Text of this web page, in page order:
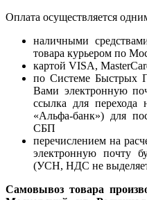
Оплата осуществляется
наличными
товара курьером по
картой VISA,
по Системе Быстрых
Вами электронную
ссылка для
«Альфа-банк») для
СБП
перечислением на
электронную почту
(УСН, НДС не
Самовывоз товара